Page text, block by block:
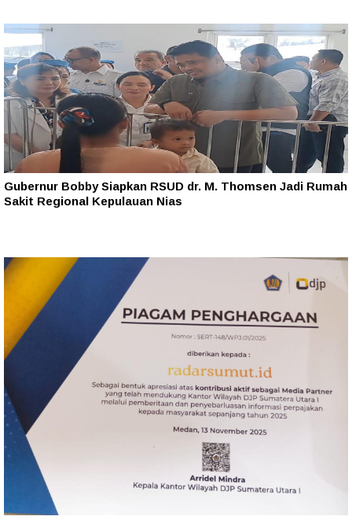
Gubernur Bobby Siapkan RSUD dr. M. Thomsen Jadi Rumah
Sakit Regional Kepulauan Nias